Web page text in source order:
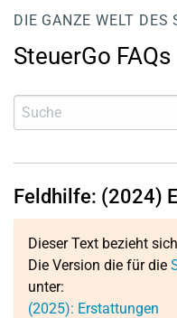
DIE GANZE WELT DES
SteuerGo FAQs
Feldhilfe: (2024)
Dieser Text bezieht
Die Version die für die
unter:
(2025): Erstattungen